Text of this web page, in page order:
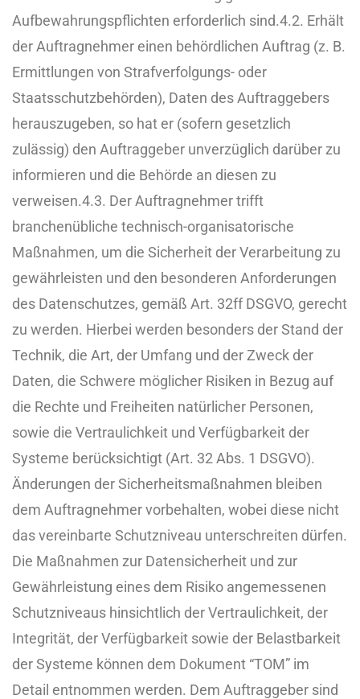
Aufbewahrungspflichten erforderlich sind.4.2. Erhält
der Auftragnehmer einen behördlichen Auftrag (z. B.
Ermittlungen von Strafverfolgungs- oder
Staatsschutzbehörden), Daten des Auftraggebers
herauszugeben, so hat er (sofern gesetzlich
zulässig) den Auftraggeber unverzüglich darüber zu
informieren und die Behörde an diesen zu
verweisen.4.3. Der Auftragnehmer trifft
branchenübliche technisch-organisatorische
Maßnahmen, um die Sicherheit der Verarbeitung zu
gewährleisten und den besonderen Anforderungen
des Datenschutzes, gemäß Art. 32ff DSGVO, gerecht
zu werden. Hierbei werden besonders der Stand der
Technik, die Art, der Umfang und der Zweck der
Daten, die Schwere möglicher Risiken in Bezug auf
die Rechte und Freiheiten natürlicher Personen,
sowie die Vertraulichkeit und Verfügbarkeit der
Systeme berücksichtigt (Art. 32 Abs. 1 DSGVO).
Änderungen der Sicherheitsmaßnahmen bleiben
dem Auftragnehmer vorbehalten, wobei diese nicht
das vereinbarte Schutzniveau unterschreiten dürfen.
Die Maßnahmen zur Datensicherheit und zur
Gewährleistung eines dem Risiko angemessenen
Schutzniveaus hinsichtlich der Vertraulichkeit, der
Integrität, der Verfügbarkeit sowie der Belastbarkeit
der Systeme können dem Dokument “TOM” im
Detail entnommen werden. Dem Auftraggeber sind